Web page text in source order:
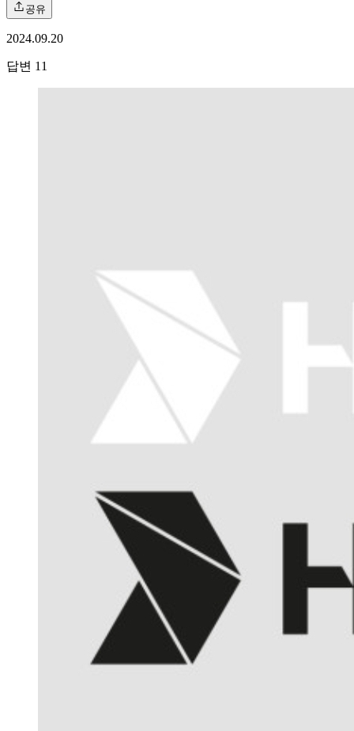
공유
2024.09.20
답변 11